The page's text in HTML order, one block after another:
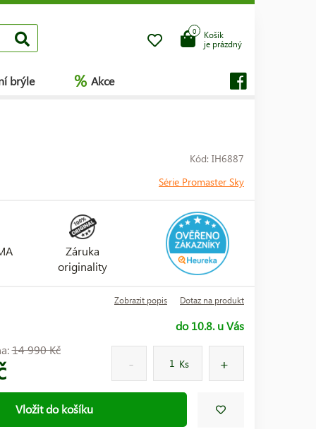
Košík
je prázdný
0
brýle % Akce
Kód: IH6887
Série Promaster Sky
Záruka
originality
Zobrazit popis Dotaz na produkt
do 10.8. u Vás
14 990 Kč
Ks
Vložit do košíku